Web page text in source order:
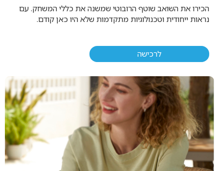
הכירו את השואב שוטף הרובוטי שמשנה את כללי המשחק. עם
נראות ייחודית וטכנולוגיות מתקדמות שלא היו כאן קודם.
לרכישה